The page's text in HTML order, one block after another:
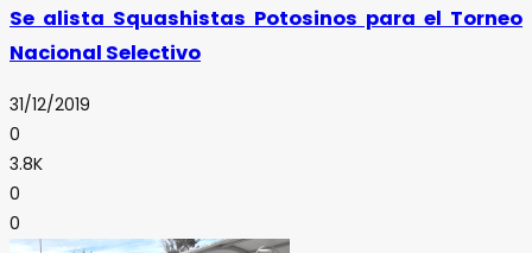
Se alista Squashistas Potosinos para el Torneo
Nacional Selectivo
31/12/2019
0
3.8K
0
0